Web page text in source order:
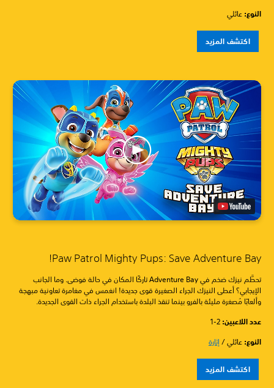
النوع:عائلي
اكتشف المزيد
Paw Patrol Mighty Pups: Save Adventure Bay!
تحطَّم نيزك ضخم في Adventure Bay تاركًا المكان في حالة فوضى. وما الجانب
الإيجابي؟ أعطى النيزك الجراء الصغيرة قوى جديدة! انغمس في مغامرة تعاونية مبهجة
وألعابًا مُصغرة مليئة بالفرو بينما تنقذ البلدة باستخدام الجراء ذات القوى الجديدة.
عدد اللاعبين: ‏1-2
النوع:عائلي /إثارة
اكتشف المزيد